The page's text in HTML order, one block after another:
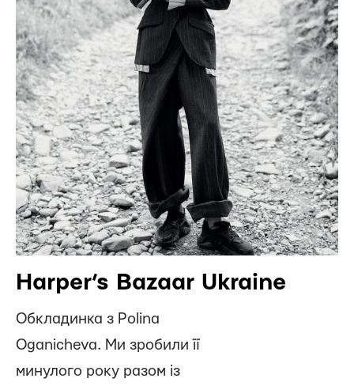
Harper’s Bazaar Ukraine
Обкладинка з Polina
Oganicheva. Ми зробили її
минулого року разом із